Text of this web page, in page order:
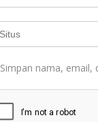
Simpan nama, email,